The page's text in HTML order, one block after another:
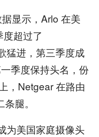
显示，Arlo 在美
超过了
猛进，第三季度成
季度保持头名，份
，Netgear 在路由
腿。
美国家庭摄像头